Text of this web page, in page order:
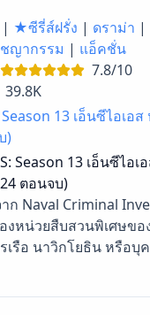
| ★ซีรี่ส์ฝรั่ง | ดราม่า |
ญากรรม | แอ็คชั่น
7.8/10
39.8K
Season 13 เอ็นซีไอเ
)
Season 13 เอ็นซีไอ
ตอนจบ)
ก Naval Criminal
น่วยสืบสวนพิเศษของ
อ นาวิกโยธิน หรือบุ